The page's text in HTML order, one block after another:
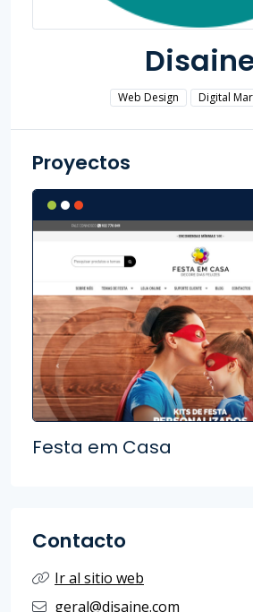
Web Design Digital
Proyectos
Festa em Casa
Contacto
Ir al sitio web
geral@disaine.com